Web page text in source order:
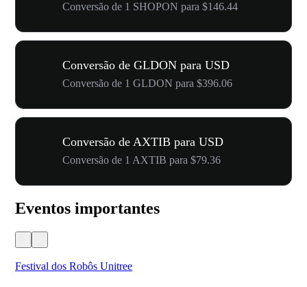
Conversão de 1 SHOPON para $146.44
Conversão de GLDON para USD
Conversão de 1 GLDON para $396.06
Conversão de AXTIB para USD
Conversão de 1 AXTIB para $79.36
Eventos importantes
Festival dos Robôs Unitree